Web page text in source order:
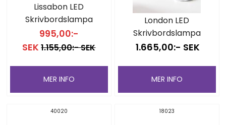
Lissabon LED
Skrivbordslampa
995,00:-
SEK 1.155,00:- SEK
MER INFO
London LED
Skrivbordslampa
1.665,00:- SEK
MER INFO
40020 18023